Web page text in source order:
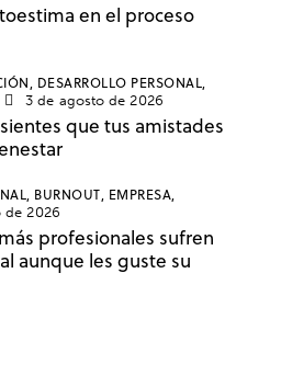
en el proceso
DESARROLLO PERSONAL,
3 de agosto de 2026
que tus amistades
BURNOUT, EMPRESA,
de 2026
profesionales sufren
aunque les guste su